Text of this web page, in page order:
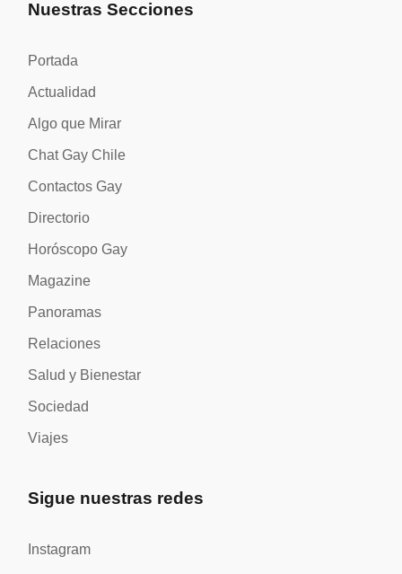
Nuestras Secciones
Portada
Actualidad
Algo que Mirar
Chat Gay Chile
Contactos Gay
Directorio
Horóscopo Gay
Magazine
Panoramas
Relaciones
Salud y Bienestar
Sociedad
Viajes
Sigue nuestras redes
Instagram